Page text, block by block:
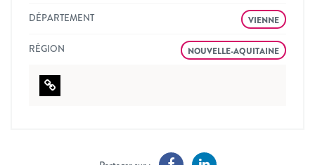
DÉPARTEMENT VIENNE
RÉGION NOUVELLE-AQUITAINE